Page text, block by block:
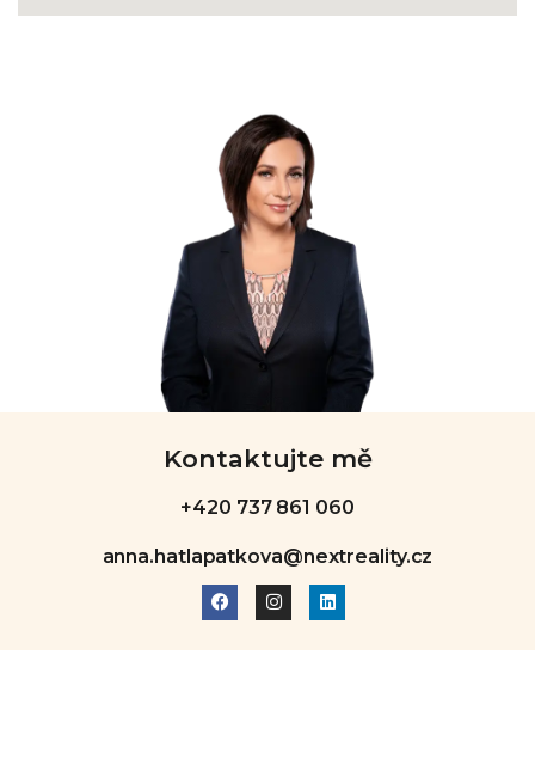
Kontaktujte mě
+420 737 861 060
anna.hatlapatkova@nextreality.cz